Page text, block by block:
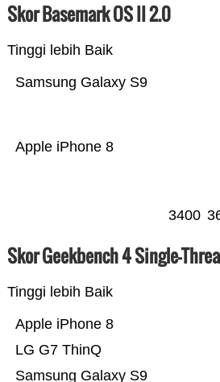
Skor Basemark OS II 2.0
Tinggi lebih Baik
Apple iPhone 8
Samsung Galaxy S9
3400
Skor Geekbench 4 Single-
Tinggi lebih Baik
Samsung Galaxy S9
LG G7 ThinQ
Apple iPhone 8